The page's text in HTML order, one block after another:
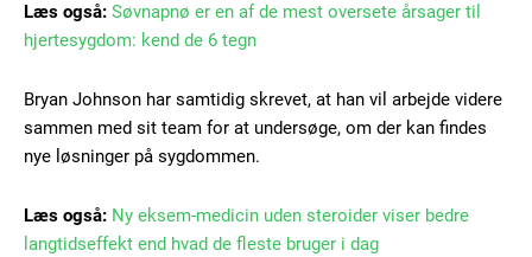
Etiam est nibh, lobortis sit
Ut mollis pellentesque tortor
Nullam eu erat condimentum
Donec quis est ac felis
Læs også: Søvnapnø er en af de mest oversete årsager til
hjertesygdom: kend de 6 tegn
Bryan Johnson har samtidig skrevet, at han vil arbejde videre
sammen med sit team for at undersøge, om der kan findes
nye løsninger på sygdommen.
Læs også: Ny eksem-medicin uden steroider viser bedre
langtidseffekt end hvad de fleste bruger i dag